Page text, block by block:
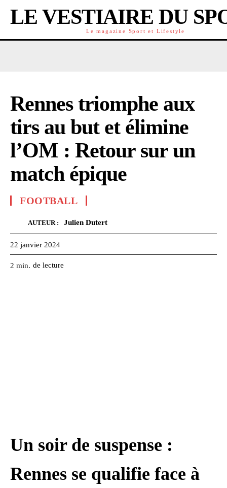
LE VESTIAIRE DU
Le magazine Sport et Lifestyle
Rennes triomphe aux
tirs au but et élimine
l’OM : Retour sur un
match épique
FOOTBALL
AUTEUR : Julien Dutert
22 janvier 2024
2 min. de lecture
Un soir de suspense :
Rennes se qualifie face à